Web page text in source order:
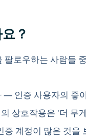
？
로우하는 사람들
인증 사용자의 좋
상호작용은 '더 무
계정이 많은 것을